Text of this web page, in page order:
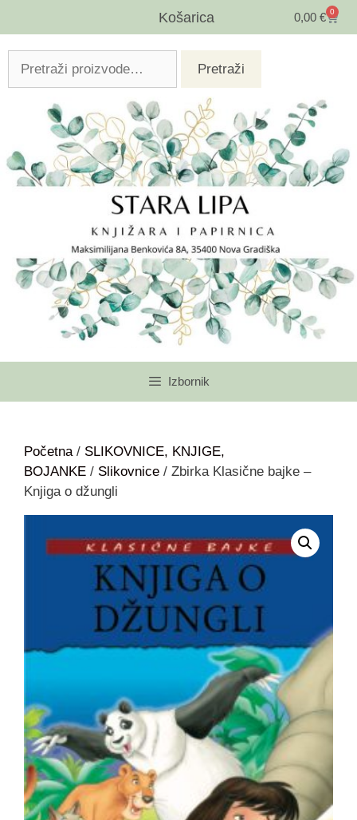
Košarica 0,00 € 0
Pretraži
Izbornik
Početna/ SLIKOVNICE, KNJIGE,
BOJANKE / Slikovnice / Zbirka Klasične bajke –
Knjiga o džungli